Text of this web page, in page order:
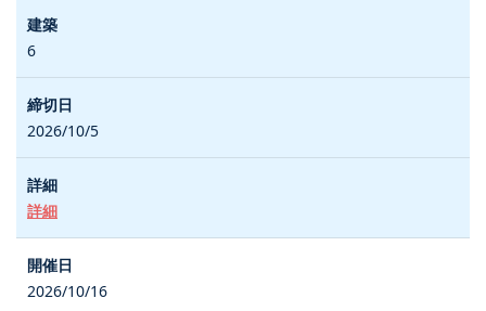
6
2026/10/5
詳細
2026/10/16